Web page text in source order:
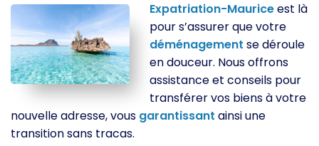
Expatriation-Mauriceest là
pour s’assurer que votre
déménagement se déroule
en douceur. Nous offrons
assistance et conseils pour
transférer vos biens à votre
nouvelle adresse, vous garantissant ainsi une
transition sans tracas.